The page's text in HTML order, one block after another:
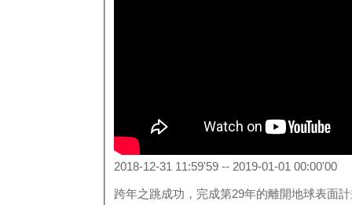
2018-12-31 11:59'59 -- 2019-01-01 00:00'00
跨年之跳成功，完成第29年的離開地球表面